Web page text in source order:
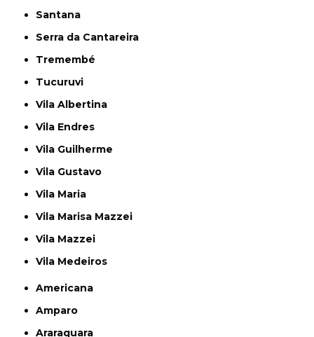
Santana
Serra da Cantareira
Tremembé
Tucuruvi
Vila Albertina
Vila Endres
Vila Guilherme
Vila Gustavo
Vila Maria
Vila Marisa Mazzei
Vila Mazzei
Vila Medeiros
Americana
Amparo
Araraquara